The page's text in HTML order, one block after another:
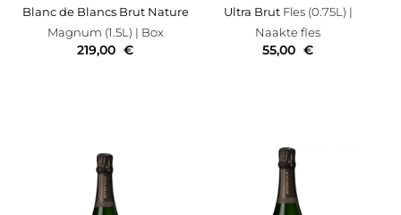
Blanc de Blancs Brut Nature
Magnum (1.5L) | Box
219,00 €
Ultra Brut Fles (0.75L) |
Naakte fles
55,00 €